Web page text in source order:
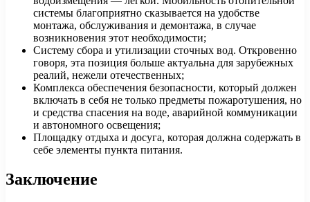
системы благоприятно сказывается на удобстве
монтажа, обслуживания и демонтажа, в случае
возникновения этот необходимости;
Систему сбора и утилизации сточных вод. Откровенно
говоря, эта позиция больше актуальна для зарубежных
реалий, нежели отечественных;
Комплекса обеспечения безопасности, который должен
включать в себя не только предметы пожаротушения, но
и средства спасения на воде, аварийной коммуникации
и автономного освещения;
Площадку отдыха и досуга, которая должна содержать в
себе элементы пункта питания.
Заключение